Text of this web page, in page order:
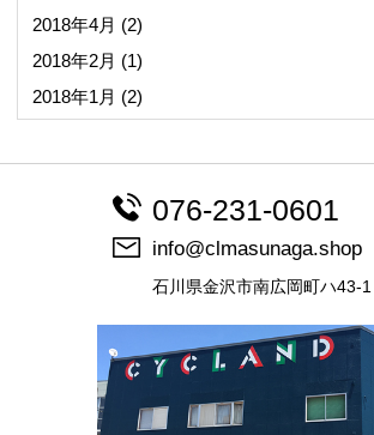
2018年4月 (2)
2018年2月 (1)
2018年1月 (2)
076-231-0601
info@clmasunaga.shop
石川県金沢市南広岡町ハ43-1